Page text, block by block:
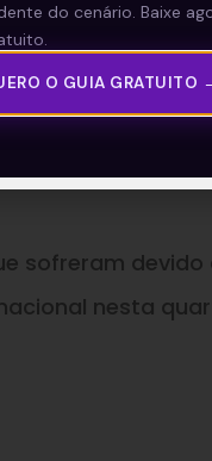
sofreram devido
nesta
do cenário. Baixe
O GUIA GRATUITO